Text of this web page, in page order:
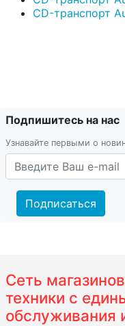
CD-транспорт
Подпишитесь на нас
Узнавайте первыми о
Подписаться
Сеть
техники с
обслуживания